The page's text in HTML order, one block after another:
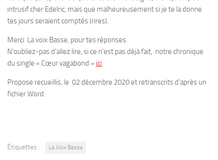
intrusif cher Edelric, mais que malheureusement si je te la donne
tes jours seraient comptés (rires).
Merci La voix Basse, pour tes réponses.
N’oubliez-pas d’allez lire, si ce n’est pas déjà fait, notre chronique
du single « Cœur vagabond » ici.
Propose recueillis, le 02 décembre 2020 et retranscrits d’après un
fichier Word.
Étiquettes : La Voix Basse